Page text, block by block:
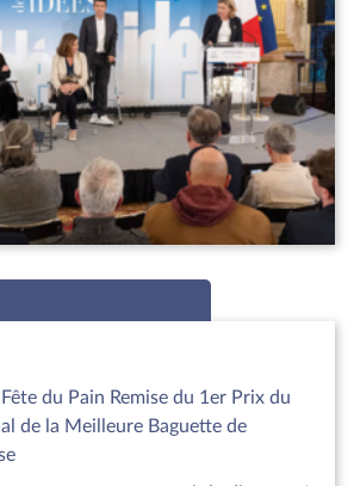
du Pain Remise du 1er Prix du
de la Meilleure Baguette de